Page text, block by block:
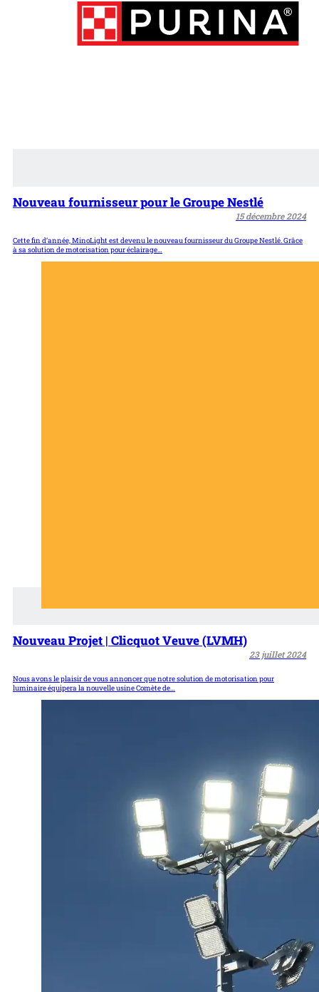
Nouveau fournisseur pour le Groupe Nestlé
15 décembre 2024
Cette fin d’année, MinoLight est devenu le nouveau fournisseur du Groupe Nestlé. Grâce
à sa solution de motorisation pour éclairage…
Nouveau Projet | Clicquot Veuve (LVMH)
23 juillet 2024
Nous avons le plaisir de vous annoncer que notre solution de motorisation pour
luminaire équipera la nouvelle usine Comète de…